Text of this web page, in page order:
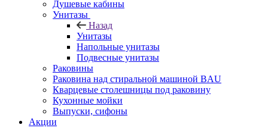
Душевые кабины
Унитазы
Назад
Унитазы
Напольные унитазы
Подвесные унитазы
Раковины
Раковина над стиральной машиной BAU
Кварцевые столешницы под раковину
Кухонные мойки
Выпуски, сифоны
Акции